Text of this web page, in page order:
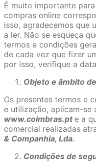
É muito importante
compras online
isso, agradecemos que
a ler. Não se esqueça
termos e condições
de cada vez que fizer
por isso, verifique a
Objeto e âmbito
Os presentes termos e
e utilização, aplicam-se
www.coimbras.pt e a
comercial realizadas
& Companhia, Lda.
Condições de